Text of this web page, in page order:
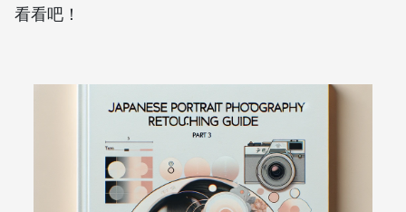
看看吧！